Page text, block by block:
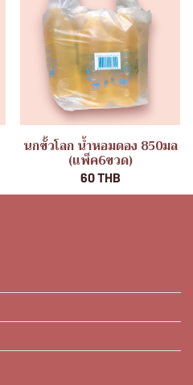
นกขั้วโลก น้ำหอมดอง 850มล
(แพ็ค6ขวด)
60 THB